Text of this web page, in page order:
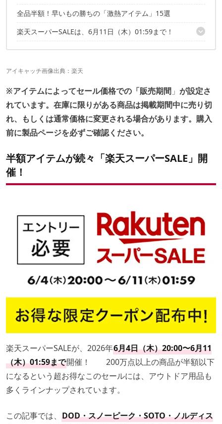
こちらの記事でもセール品を紹介中！
全品半額！早いもの勝ちの「激熱アイテム」15選
楽天スーパーSALEは、6月11日（木）01:59まで！
アイキャッチ画像出典： 楽天
※アイテムによってセール価格での「販売期間 」 が設定さ
れています。 在庫に限りがある商品は掲載期間中に売り切
れ、もしくは通常価格に変更される場合があります。 購入
前に製品ページを必ずご確認ください。
半額アイテムが続々「楽天スーパーSALE」開
催！
楽天スーパーSALEが、2026年6月4日（木）20:00〜6月11
（木）01:59まで開催！ 200万点以上の商品が半額以下
になるという超お得なこのセールには、アウトドア用品も
多くラインナップされています。
この記事では、 DOD・スノーピーク・SOTO・ノルディス